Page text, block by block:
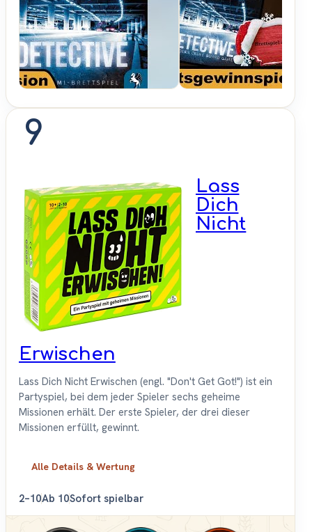
Hunter &
Cron -
Brettspiele
9
Lass
Dich
Nicht
Erwischen
Lass Dich Nicht Erwischen (engl. "Don't Get Got!") ist ein
Partyspiel, bei dem jeder Spieler sechs geheime
Missionen erhält. Der erste Spieler, der drei dieser
Missionen erfüllt, gewinnt.
Alle Details & Wertung
2–10Ab 10Sofort spielbar